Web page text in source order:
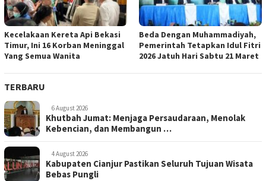
Kecelakaan Kereta Api Bekasi
Timur, Ini 16 Korban Meninggal
Yang Semua Wanita
Beda Dengan Muhammadiyah,
Pemerintah Tetapkan Idul Fitri
2026 Jatuh Hari Sabtu 21 Maret
TERBARU
6 August 2026
Khutbah Jumat: Menjaga Persaudaraan, Menolak
Kebencian, dan Membangun …
4 August 2026
Kabupaten Cianjur Pastikan Seluruh Tujuan Wisata
Bebas Pungli